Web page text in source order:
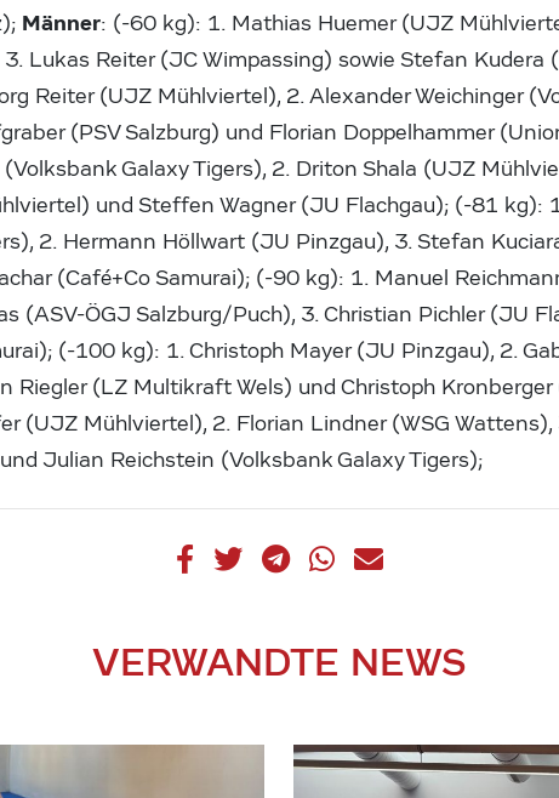
Männer: (-60 kg): 1. Mathias Huemer (UJZ
Lukas Reiter (JC Wimpassing) sowie Stefan Kudera
Reiter (UJZ Mühlviertel), 2. Alexander Weichinger
(PSV Salzburg) und Florian Doppelhammer
Galaxy Tigers), 2. Driton Shala (UJZ
und Steffen Wagner (JU Flachgau); (-81 kg):
2. Hermann Höllwart (JU Pinzgau), 3. Stefan
(Café+Co Samurai); (-90 kg): 1. Manuel
(ASV-ÖGJ Salzburg/Puch), 3. Christian Pichler (JU
(-100 kg): 1. Christoph Mayer (JU Pinzgau), 2.
Riegler (LZ Multikraft Wels) und Christoph
(UJZ Mühlviertel), 2. Florian Lindner (WSG
Julian Reichstein (Volksbank Galaxy Tigers);
VERWANDTE NEWS